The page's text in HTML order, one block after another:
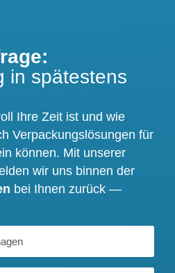
in spätestens
Ihre Zeit ist und wie
Verpackungslösungen für
können. Mit unserer
wir uns binnen der
bei Ihnen zurück —